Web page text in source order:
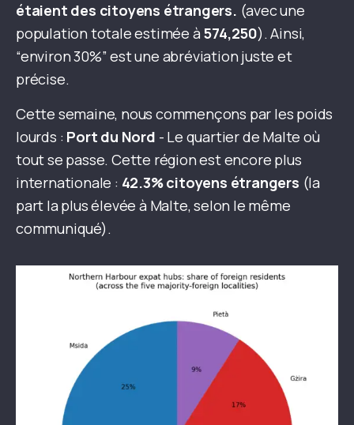
étaient des citoyens étrangers. (avec une
population totale estimée à 574,250). Ainsi,
“environ 30%” est une abréviation juste et
précise.
Cette semaine, nous commençons par les poids
lourds : Port du Nord - Le quartier de Malte où
tout se passe. Cette région est encore plus
internationale : 42.3% citoyens étrangers (la
part la plus élevée à Malte, selon le même
communiqué).